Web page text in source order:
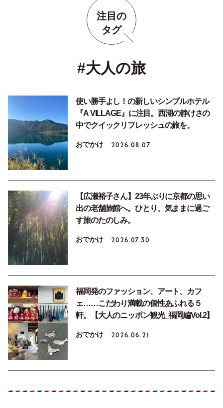
注目の
タグ
#大人の旅
使い勝手よし！の新しいシンプルホテル
『A VILLAGE』に注目。西湖の静けさの
中でクイックリフレッシュの旅を。
おでかけ 2026.08.07
【広瀬裕子さん】23年ぶりに京都の思い
出の老舗旅館へ。ひとり、気ままに過ご
す旅のたのしみ。
おでかけ 2026.07.30
福岡発のファッション、アート、カフ
ェ……こだわり満載の個性あふれる５
軒。【大人のニッポン観光_福岡編Vol.2】
おでかけ 2026.06.21